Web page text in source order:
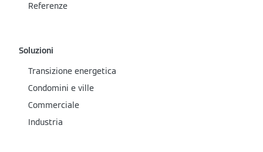
Referenze
Soluzioni
Transizione energetica
Condomini e ville
Commerciale
Industria